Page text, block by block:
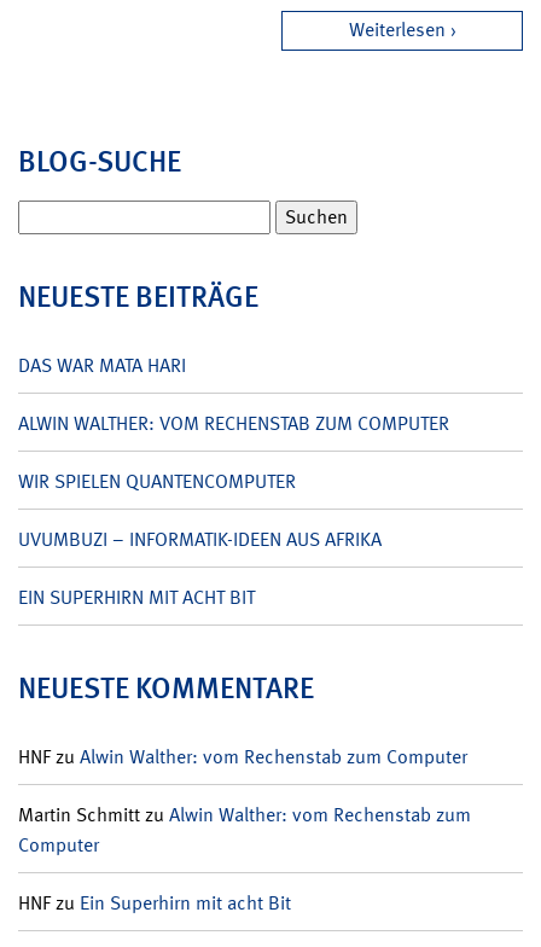
Weiterlesen
BLOG-SUCHE
nach:
NEUESTE BEITRÄGE
DAS WAR MATA HARI
ALWIN WALTHER: VOM RECHENSTAB ZUM COMPUTER
WIR SPIELEN QUANTENCOMPUTER
UVUMBUZI – INFORMATIK-IDEEN AUS AFRIKA
EIN SUPERHIRN MIT ACHT BIT
NEUESTE KOMMENTARE
HNFzu Alwin Walther: vom Rechenstab zum Computer
Martin Schmittzu Alwin Walther: vom Rechenstab zum
Computer
HNFzu Ein Superhirn mit acht Bit